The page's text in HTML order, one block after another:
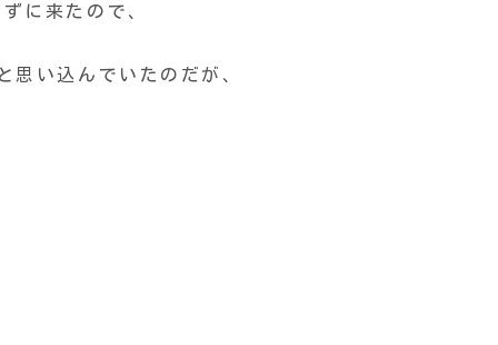
に来たので、
い込んでいたのだが、